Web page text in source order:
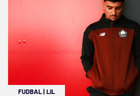
FUDBAL|LIL